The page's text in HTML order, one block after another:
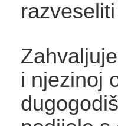
i njezinoj